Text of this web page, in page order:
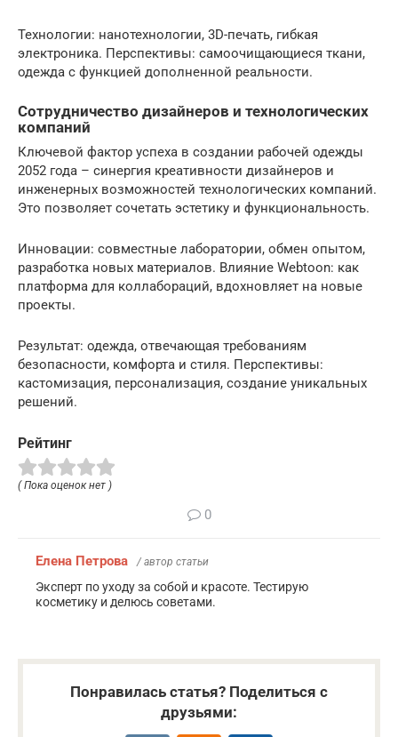
Технологии: нанотехнологии, 3D-печать, гибкая
электроника. Перспективы: самоочищающиеся ткани,
одежда с функцией дополненной реальности.
Сотрудничество дизайнеров и технологических
компаний
Ключевой фактор успеха в создании рабочей одежды
2052 года – синергия креативности дизайнеров и
инженерных возможностей технологических компаний.
Это позволяет сочетать эстетику и функциональность.
Инновации: совместные лаборатории, обмен опытом,
разработка новых материалов. Влияние Webtoon: как
платформа для коллабораций, вдохновляет на новые
проекты.
Результат: одежда, отвечающая требованиям
безопасности, комфорта и стиля. Перспективы:
кастомизация, персонализация, создание уникальных
решений.
Рейтинг
( Пока оценок нет )
0
Елена Петрова / автор статьи
Эксперт по уходу за собой и красоте. Тестирую
косметику и делюсь советами.
Понравилась статья? Поделиться с
друзьями: